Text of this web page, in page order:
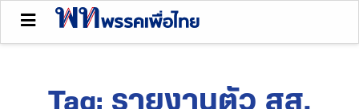
Tag: รายงานตัว สส.